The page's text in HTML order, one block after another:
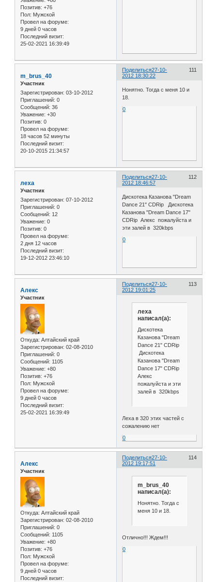
Позитив: +76
Пол: Мужской
Провел на форуме:
9 дней 0 часов
Последний визит:
25-02-2021 16:39:49
Поделиться 111
27-10-
2012 18:30:22
m_brus_40
Участник
Зарегистрирован: 03-10-2012
Приглашений: 0
Сообщений: 36
Уважение: +30
Позитив: 0
Провел на форуме:
18 часов 52 минуты
Последний визит:
20-10-2015 21:34:57
Нонятно. Тогда с меня 10 и
18.
0
Поделиться 112
27-10-
2012 18:46:57
леха
Участник
Зарегистрирован: 07-10-2012
Приглашений: 0
Сообщений: 12
Уважение: 0
Позитив: 0
Провел на форуме:
2 дня 12 часов
Последний визит:
19-12-2012 23:46:10
Дискотека Казанова "Dream
Dance 21" CDRip Дискотека
Казанова "Dream Dance 17"
CDRip Алекс пожалуйста и
эти залей в 320kbps
0
Поделиться 113
27-10-
2012 19:01:25
Алекс
Участник
Откуда: Алтайский край
Зарегистрирован: 02-08-2010
Приглашений: 0
Сообщений: 1105
Уважение: +80
Позитив: +76
Пол: Мужской
Провел на форуме:
9 дней 0 часов
Последний визит:
25-02-2021 16:39:49
леха
написал(а):
Дискотека
Казанова "Dream
Dance 21" CDRip
Дискотека
Казанова "Dream
Dance 17" CDRip
Алекс
пожалуйста и эти
залей в 320kbps
Леха в 320 этих частей с
сожалению нет
0
Поделиться 114
27-10-
2012 19:17:51
Алекс
Участник
Откуда: Алтайский край
Зарегистрирован: 02-08-2010
Приглашений: 0
Сообщений: 1105
Уважение: +80
Позитив: +76
Пол: Мужской
Провел на форуме:
9 дней 0 часов
Последний визит:
m_brus_40
написал(а):
Нонятно. Тогда с
меня 10 и 18.
Отлично!!! Ждем!!!
0